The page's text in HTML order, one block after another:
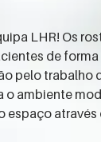
LHR! Os
de
pelo trabalho
o ambiente
espaço através